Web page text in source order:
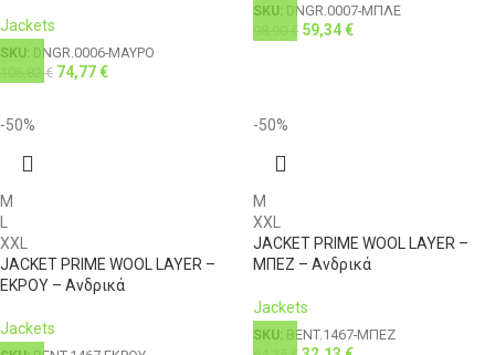
Jackets
SKU: DNGR.0006-ΜΑΥΡΟ
106,82€ 74,77€
SKU: DNGR.0007-ΜΠΛΕ
€ 59,34€
-50%
M
XXL
JACKET PRIME WOOL LAYER –
ΕΚΡΟΥ – Ανδρικά
Jackets
-50%
M
XXL
JACKET PRIME WOOL LAYER –
ΜΠΕΖ – Ανδρικά
Jackets
SKU: BENT.1467-ΜΠΕΖ